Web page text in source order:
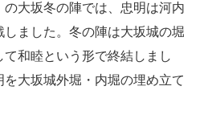
大坂冬の陣では、忠明は河内
ました。冬の陣は大坂城の堀
和睦という形で終結しまし
大坂城外堀・内堀の埋め立て